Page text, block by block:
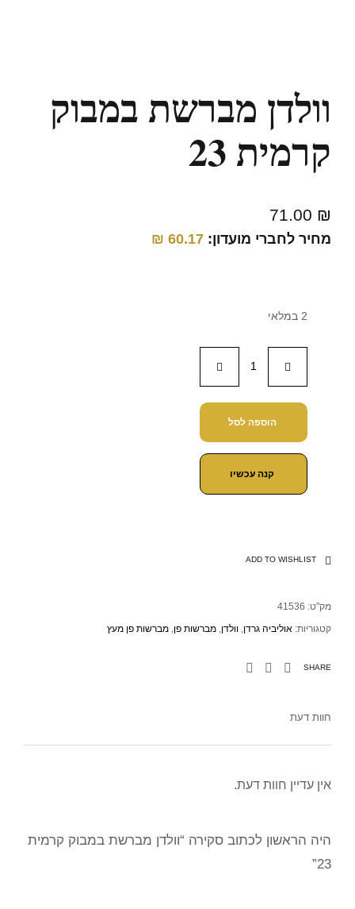
וולדן מברשת במבוק
קרמית 23
71.00 ₪
מחיר לחברי מועדון: 60.17
₪
2 במלאי
הוספה לסל
קנה עכשיו
ADD TO WISHLIST
מק"ט: 41536
קטגוריות: אוליביה גרדן, וולדן, מברשות פן, מברשות פן מעץ
SHARE
חוות דעת
אין עדיין חוות דעת.
היה הראשון לכתוב סקירה “וולדן מברשת במבוק קרמית
23”